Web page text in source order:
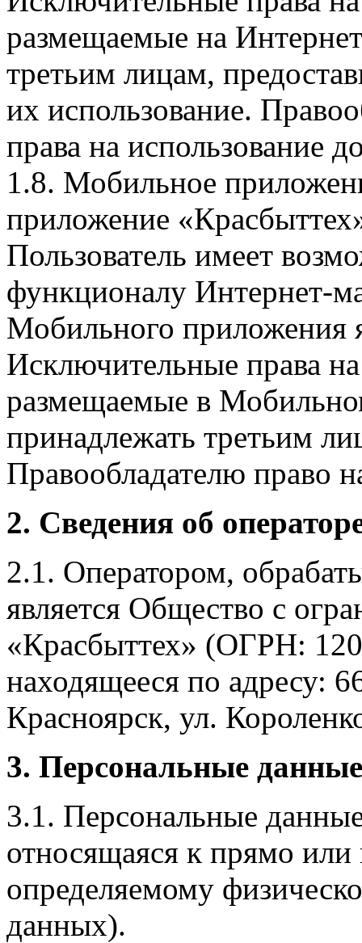
размещаемые на
третьим лицам,
их использование.
права на использование
1.8. Мобильное
приложение
Пользователь имеет
функционалу Интернет-
Мобильного приложения
Исключительные права
размещаемые в
принадлежать третьим
Правообладателю право
2. Сведения об
2.1. Оператором,
является Общество с
«Красбыттех» (ОГРН:
находящееся по адресу:
Красноярск, ул.
3. Персональные
3.1. Персональные
относящаяся к прямо
определяемому
данных).